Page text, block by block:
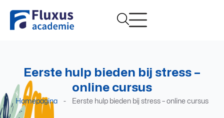
Eerste hulp bieden bij stress –
online cursus
Homepagina - Eerste hulp bieden bij stress – online cursus